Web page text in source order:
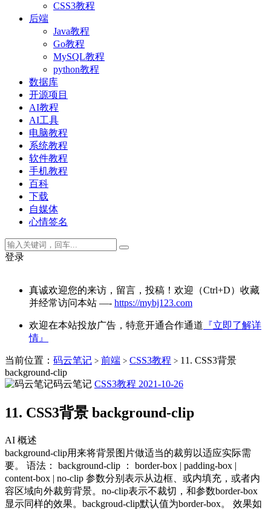
CSS3教程
后端
Java教程
Go教程
MySQL教程
python教程
数据库
开源项目
AI教程
AI工具
电脑教程
系统教程
软件教程
手机教程
百科
下载
自媒体
心情签名
登录
真诚欢迎您的来访，留言，投稿！欢迎（Ctrl+D）收藏
并经常访问本站 —- https://mybj123.com
欢迎在本站投放广告，特意开通合作通道 『立即了解详
情』
当前位置： 码云笔记 > 前端 > CSS3教程 > 11. CSS3背景
background-clip
码云笔记 CSS3教程 2021-10-26
11. CSS3背景 background-clip
AI 概述
background-clip用来将背景图片做适当的裁剪以适应实际需
要。 语法： background-clip ： border-box | padding-box |
content-box | no-clip 参数分别表示从边框、或内填充，或者内
容区域向外裁剪背景。no-clip表示不裁切，和参数border-box
显示同样的效果。backgroud-clip默认值为border-box。 效果如